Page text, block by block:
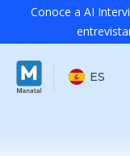
Conoce a AI
ES